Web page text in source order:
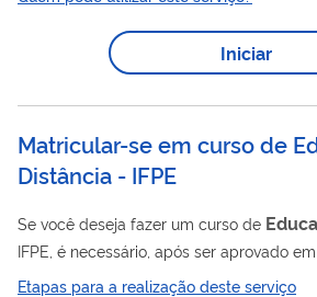
Iniciar
Matricular-se em curso de
Distância - IFPE
Se você deseja fazer um curso de
IFPE, é necessário, após ser aprovado
realizar a matrícula no curso escolhido
Etapas para a realização deste serviço